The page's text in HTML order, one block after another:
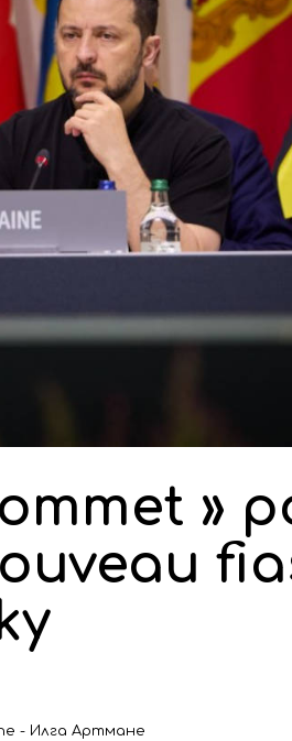
»
- Илга Артмане